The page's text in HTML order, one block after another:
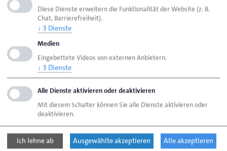
Seite drucken
aktualisiert am 01. Juni 2026
Handwerkskammer Flensburg
Ansprechpartner
Personen
Henning, Birgit
Handwerkskammer Flensburg
Johanniskirchhof 1-7
24937 Flensburg
Diese Dienste erweitern die Funktionalität der Website (z. B.
Chat, Barrierefreiheit).
↓ 3 Dienste
Medien
Eingebettete Videos von externen Anbietern.
↓ 3 Dienste
Alle Dienste aktivieren oder deaktivieren
Mit diesem Schalter können Sie alle Dienste aktivieren oder
deaktivieren.
Ich lehne ab Ausgewählte akzeptieren Alle akzeptieren